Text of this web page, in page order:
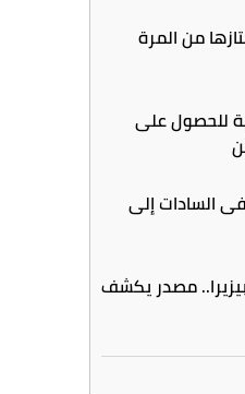
من المرة
أسهل دولة للحصول على
السادات إلى
مصدر يكشف